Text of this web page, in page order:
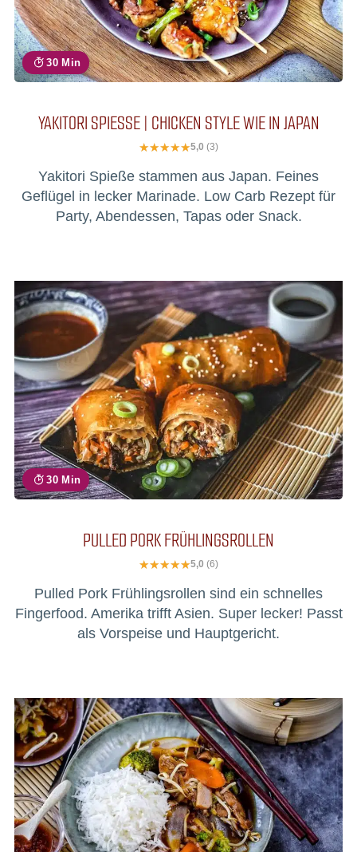
30 Min
YAKITORI SPIESSE | CHICKEN STYLE WIE IN JAPAN
5,0 (3)
Yakitori Spieße stammen aus Japan. Feines
Geflügel in lecker Marinade. Low Carb Rezept für
Party, Abendessen, Tapas oder Snack.
30 Min
PULLED PORK FRÜHLINGSROLLEN
5,0 (6)
Pulled Pork Frühlingsrollen sind ein schnelles
Fingerfood. Amerika trifft Asien. Super lecker! Passt
als Vorspeise und Hauptgericht.